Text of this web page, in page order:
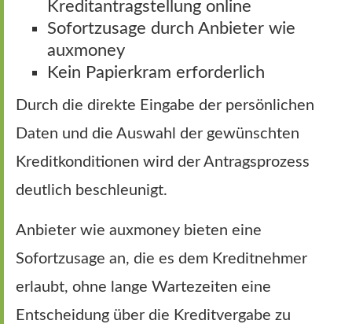
Kreditantragstellung online
Sofortzusage durch Anbieter wie
auxmoney
Kein Papierkram erforderlich
Durch die direkte Eingabe der persönlichen
Daten und die Auswahl der gewünschten
Kreditkonditionen wird der Antragsprozess
deutlich beschleunigt.
Anbieter wie auxmoney bieten eine
Sofortzusage an, die es dem Kreditnehmer
erlaubt, ohne lange Wartezeiten eine
Entscheidung über die Kreditvergabe zu